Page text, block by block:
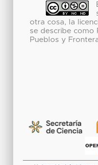
otra cosa, la
se describe como
Pueblos y